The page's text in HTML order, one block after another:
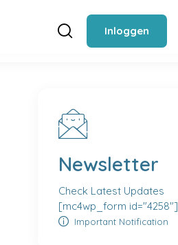
Inloggen
Newsletter
Check Latest Updates
[mc4wp_form id="4258"]
Important Notification